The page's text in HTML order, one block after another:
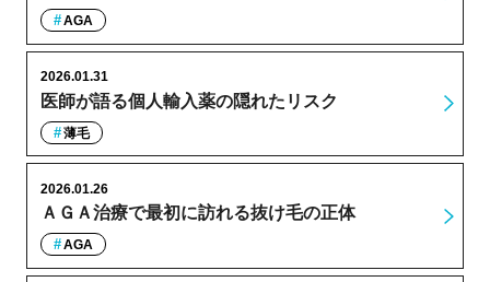
AGA
医師が語る個人輸入薬の隠れたリスク
2026.01.31
薄毛
ＡＧＡ治療で最初に訪れる抜け毛の正体
2026.01.26
AGA